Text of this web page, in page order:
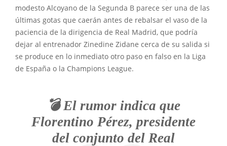
modesto Alcoyano de la Segunda B parece ser una de las
últimas gotas que caerán antes de rebalsar el vaso de la
paciencia de la dirigencia de Real Madrid, que podría
dejar al entrenador Zinedine Zidane cerca de su salida si
se produce en lo inmediato otro paso en falso en la Liga
de España o la Champions League.
💣 El rumor indica que
Florentino Pérez, presidente
del conjunto del Real